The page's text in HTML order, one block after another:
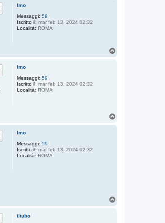
Imo
Messaggi: 59
Iscritto il: mar feb 13, 2024 02:32
Località: ROMA
Imo
Messaggi: 59
Iscritto il: mar feb 13, 2024 02:32
Località: ROMA
Imo
Messaggi: 59
Iscritto il: mar feb 13, 2024 02:32
Località: ROMA
iltubo